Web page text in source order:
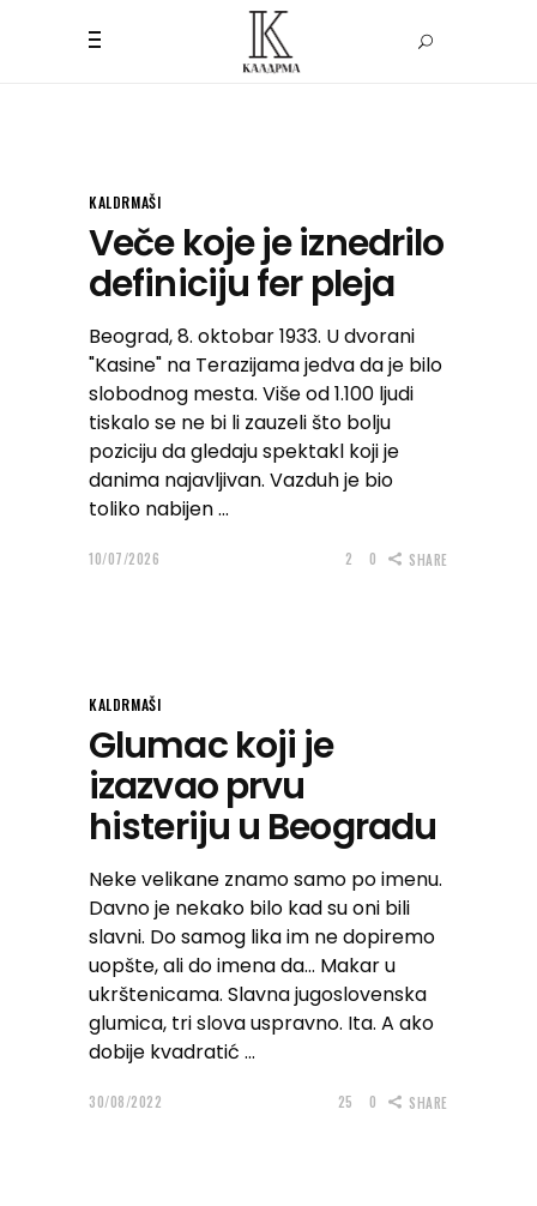
KALDRMAŠI
Veče koje je iznedrilo
definiciju fer pleja
Beograd, 8. oktobar 1933. U dvorani
"Kasine" na Terazijama jedva da je bilo
slobodnog mesta. Više od 1.100 ljudi
tiskalo se ne bi li zauzeli što bolju
poziciju da gledaju spektakl koji je
danima najavljivan. Vazduh je bio
toliko nabijen
10/07/2026 2 0 SHARE
KALDRMAŠI
Glumac koji je
izazvao prvu
histeriju u Beogradu
Neke velikane znamo samo po imenu.
Davno je nekako bilo kad su oni bili
slavni. Do samog lika im ne dopiremo
uopšte, ali do imena da… Makar u
ukrštenicama. Slavna jugoslovenska
glumica, tri slova uspravno. Ita. A ako
dobije kvadratić
30/08/2022 25 0 SHARE